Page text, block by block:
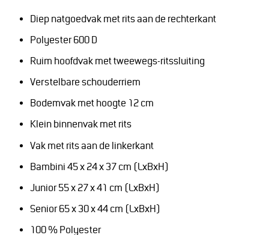
Diep natgoedvak met rits aan de rechterkant
Polyester 600 D
Ruim hoofdvak met tweewegs-ritssluiting
Verstelbare schouderriem
Bodemvak met hoogte 12 cm
Klein binnenvak met rits
Vak met rits aan de linkerkant
Bambini 45 x 24 x 37 cm (LxBxH)
Junior 55 x 27 x 41 cm (LxBxH)
Senior 65 x 30 x 44 cm (LxBxH)
100 % Polyester